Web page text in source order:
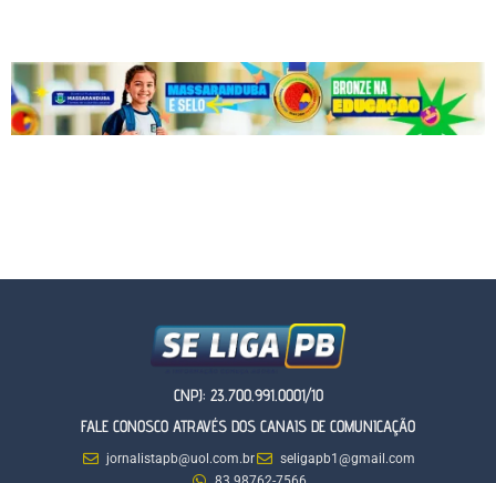
CNPJ: 23.700.991.0001/10
FALE CONOSCO ATRAVÉS DOS CANAIS DE COMUNICAÇÃO
jornalistapb@uol.com.br
seligapb1@gmail.com